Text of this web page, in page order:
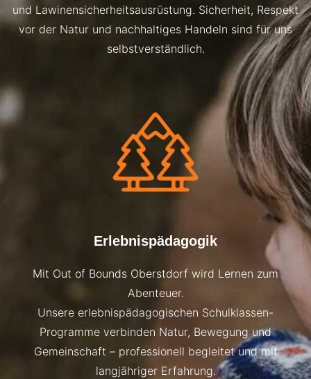
und Lawinensicherheitsausrüstung. Sicherheit, Respekt
vor der Natur und nachhaltiges Handeln sind für uns
selbstverständlich.
Erlebnispädagogik
Mit Out of Bounds Oberstdorf wird Lernen zum
Abenteuer.
Unsere erlebnispädagogischen Schulklassen-
Programme verbinden Natur, Bewegung und
Gemeinschaft – professionell begleitet und mit
langjähriger Erfahrung.